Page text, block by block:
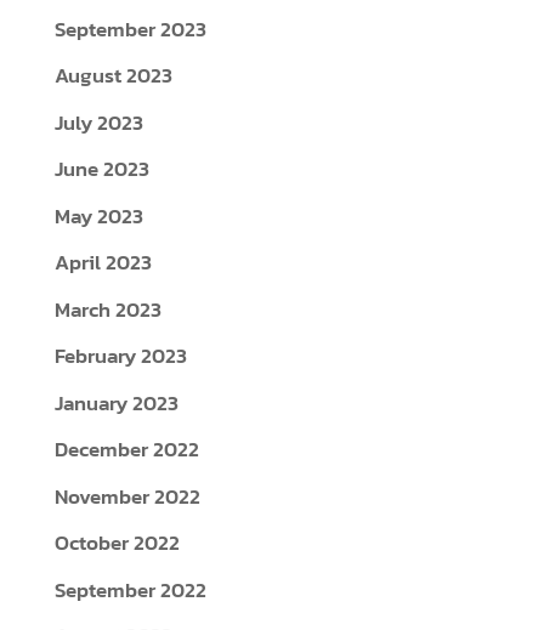
September 2023
August 2023
July 2023
June 2023
May 2023
April 2023
March 2023
February 2023
January 2023
December 2022
November 2022
October 2022
September 2022